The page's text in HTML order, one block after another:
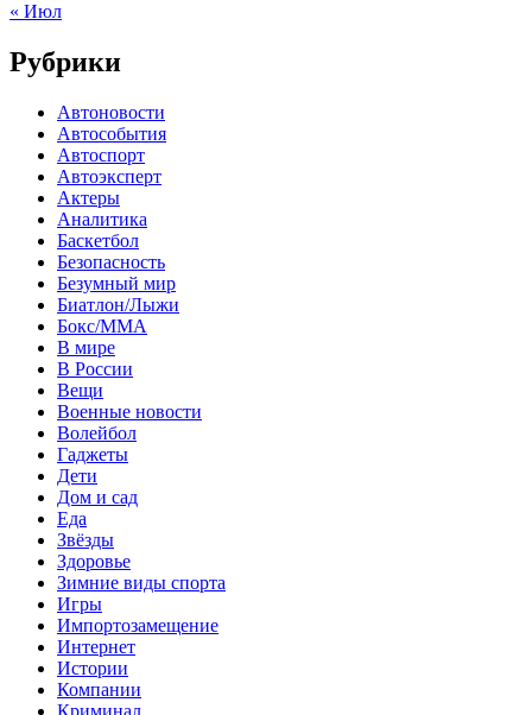
« Июл
Рубрики
Автоновости
Автособытия
Автоспорт
Автоэксперт
Актеры
Аналитика
Баскетбол
Безопасность
Безумный мир
Биатлон/Лыжи
Бокс/MMA
В мире
В России
Вещи
Военные новости
Волейбол
Гаджеты
Дети
Дом и сад
Еда
Звёзды
Здоровье
Зимние виды спорта
Игры
Импортозамещение
Интернет
Истории
Компании
Криминал